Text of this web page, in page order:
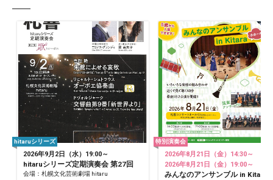
2026年9月2日（水）19:00～
hitaruシリーズ定期演奏会 第27回
会場：札幌文化芸術劇場 hitaru
hitaruシリーズ
2026年8月21日（金）14:30～
2026年8月21日（金）19:00～
みんなのアンサンブル in Kitara
特別演奏会